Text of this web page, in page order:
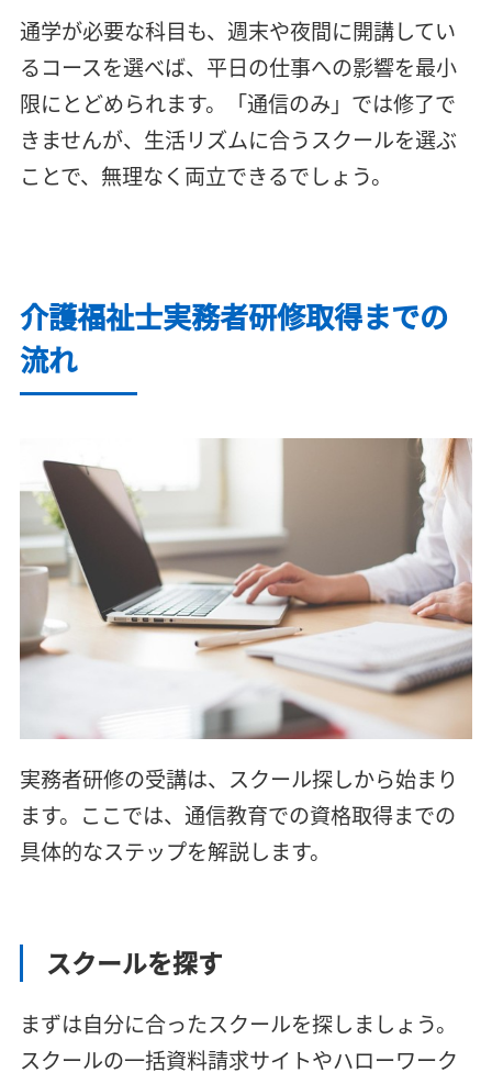
通学が必要な科目も、週末や夜間に開講してい
るコースを選べば、平日の仕事への影響を最小
限にとどめられます。「通信のみ」では修了で
きませんが、生活リズムに合うスクールを選ぶ
ことで、無理なく両立できるでしょう。
介護福祉士実務者研修取得までの
流れ
実務者研修の受講は、スクール探しから始まり
ます。ここでは、通信教育での資格取得までの
具体的なステップを解説します。
スクールを探す
まずは自分に合ったスクールを探しましょう。
スクールの一括資料請求サイトやハローワーク